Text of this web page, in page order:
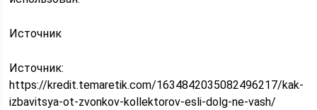
Источник
Источник:
https://kredit.temaretik.com/1634842035082496217/kak-
izbavitsya-ot-zvonkov-kollektorov-esli-dolg-ne-vash/